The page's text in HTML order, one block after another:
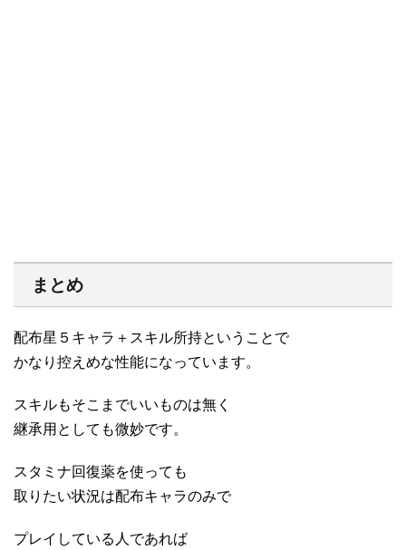
まとめ
配布星５キャラ＋スキル所持ということで
かなり控えめな性能になっています。
スキルもそこまでいいものは無く
継承用としても微妙です。
スタミナ回復薬を使っても
取りたい状況は配布キャラのみで
プレイしている人であれば